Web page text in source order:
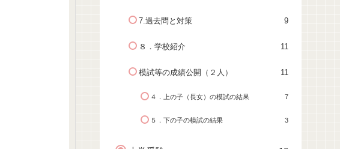
7.過去問と対策 9
８．学校紹介 11
模試等の成績公開（２人） 11
４．上の子（長女）の模試の結果 7
５．下の子の模試の結果 3